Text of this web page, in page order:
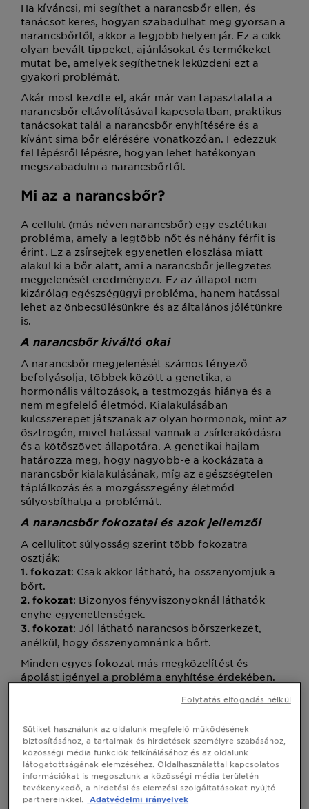
Ha kíváncsi, mi segíthet a narancsbőr ellen, és
tanácsot keres, hogyan szabadulhat meg gyorsan a
narancsbőrtől, akkor a legjobb helyen jár. Ez a cikk
olyan bevált tippeket, ajánlásokat és termékeket
mutat be, amelyek segíthetnek leküzdeni ezt a
gyakori problémát.
Akár most kezdte el, akár már van tapasztalata a
narancsbőr eltávolításával kapcsolatban, praktikus
tanácsokat talál a narancsbőr enyhítésére és a
kívánt sima bőr elérésére vonatkozóan. Fedezzük
fel lépésről lépésre, hogyan lehet hatékonyan
megszabadulni a narancsbőrtől.
Mi az a narancsbőr?
A cellulit (más néven narancsbőr) egy esztétikai
probléma, amely a legtöbb nőt és néhány férfit is
érint. Ez a zsírsejtek egyenetlen eloszlása miatt
alakul ki a bőr alatt, ami a narancsbőr jellegzetes
megjelenését eredményezi. Ez az állapot nem
kizárólag egészségügyi probléma, hanem hatással
lehet az önbecsülésünkre és az általános jólétünkre
is.
A narancsbőr kiváltó okai
A narancsbőr megjelenését számos tényező
befolyásolja, többek között a genetika, a
hormonális változások, a testmozgás hiánya és a
nem megfelelő életmód. Kialakulásában
kulcsszerepet játszanak az olyan hormonok, mint az
ösztrogén, mivel hatással vannak a zsírlerakódásra
és a kötőszövet állapotára. A genetikai hajlam
határozza meg, hogy nagyobb-e a kockázata a
narancsbőr kialakulásának, míg az egészségtelen
táplálkozás és a mozgásszegény életmód
súlyosbíthatja a problémát.
A narancsbőr fokozatai és azok jellemzői
A cellulitot súlyosság szerint több fokozatra
osztják:
1. fokozat: Csak akkor látható, ha összenyomjuk a
bőrt.
2. fokozat: Bizonyos fényviszonyoknál láthatók
enyhe egyenetlenségek.
3. fokozat: Jól látható narancsos bőrszerkezet,
anélkül, hogy összenyomnánk a bőrt.
Minden egyes fokozat más megközelítést és
ápolást igényel a probléma enyhítése érdekében.
A fiatalkori cellulit jellemzői
is előfordulhat a pubertáskorú lányoknál. A
pubertáskori hormonális változások felboríthatják a
szervezet egyensúlyát, amely látható
változásokhoz vezet a bőrön. Fiataloknál azonban
a kezelés gyakran hatékonyabb a bőr nagyobb
rugalmassága és a gyorsabb szöveti regeneráció
Sütiket használunk az oldalunk megfelelő működésének
biztosításához, a tartalmak és hirdetések személyre szabásához,
közösségi média funkciók felkínálásához és az oldalunk
látogatottságának elemzéséhez. Oldalhasználattal kapcsolatos
információkat is megosztunk a közösségi média területén
tevékenykedő, a hirdetési és elemzési szolgáltatásokat nyújtó
partnereinkkel.
Adatvédelmi irányelvek
Folytatás elfogadás nélkül